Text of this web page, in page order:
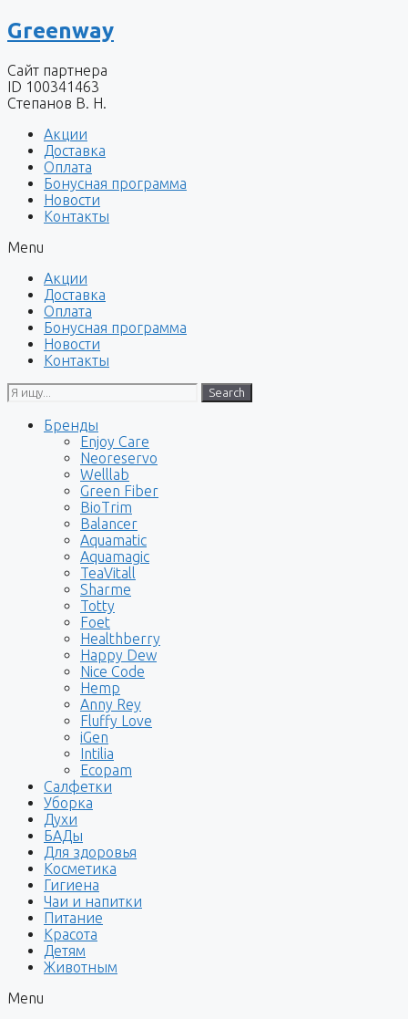
Перейти
к
Greenway
Сайт партнера
ID 100341463
Степанов В. Н.
Акции
Доставка
Оплата
Бонусная программа
Новости
Контакты
Menu
Акции
Доставка
Оплата
Бонусная программа
Новости
Контакты
Search
Бренды
Enjoy Care
Neoreservo
Welllab
Green Fiber
BioTrim
Balancer
Aquamatic
Aquamagic
TeaVitall
Sharme
Totty
Foet
Healthberry
Happy Dew
Nice Code
Hemp
Anny Rey
Fluffy Love
iGen
Intilia
Ecopam
Салфетки
Уборка
Духи
БАДы
Для здоровья
Косметика
Гигиена
Чаи и напитки
Питание
Красота
Детям
Животным
Menu